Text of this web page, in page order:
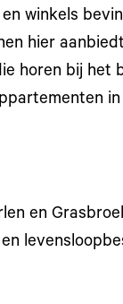
winkels
hier
horen bij het
in
en